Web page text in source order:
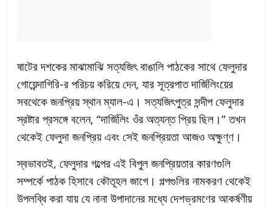
ষাটের দশকের মাঝামাঝি সত্যজিৎ বাঙালি পাঠকের সাথে ফেলুদার
গোয়েন্দাগিরি-র পরিচয় করিয়ে দেন, যার সূত্রপাত দার্জিলিংয়ের
সবথেকে জনপ্রিয় স্থান ম্যাল-এ। সত্যজিৎপুত্র সন্দীপ ফেলুদার
স্রষ্টার প্রসঙ্গে বলেন, “দার্জিলিং ওঁর অত্যন্ত প্রিয় ছিল।” তখন
থেকেই ফেলুদা জনপ্রিয় এবং সেই জনপ্রিয়তা আজও অক্ষুণ্ণ।
স্বভাবতই, ফেলুদার গল্পের এই বিপুল জনপ্রিয়তার কারণগুলি
সম্পর্কে পাঠক হিসাবে কৌতূহল জাগে। গল্পগুলির নামকরণ থেকেই
উপলব্ধি করা যায় যে নানা উপাদানের মধ্যে দেশভ্রমণের আকর্ষণীয়